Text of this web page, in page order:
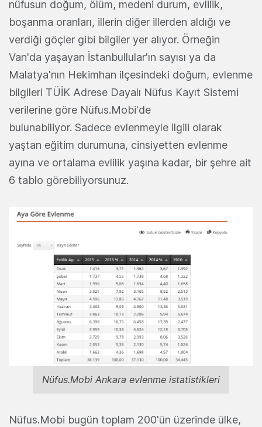
nüfusun doğum, ölüm, medeni durum, evlilik,
boşanma oranları, illerin diğer illerden aldığı ve
verdiği göçler gibi bilgiler yer alıyor. Örneğin
Van'da yaşayan İstanbullular'ın sayısı ya da
Malatya'nın Hekimhan ilçesindeki doğum, evlenme
bilgileri TÜİK Adrese Dayalı Nüfus Kayıt Sistemi
verilerine göre Nüfus.Mobi'de
bulunabiliyor. Sadece evlenmeyle ilgili olarak
yaştan eğitim durumuna, cinsiyetten evlenme
ayına ve ortalama evlilik yaşına kadar, bir şehre ait
6 tablo görebiliyorsunuz.
Nüfus.Mobi Ankara evlenme istatistikleri
Nüfus.Mobi bugün toplam 200'ün üzerinde ülke,